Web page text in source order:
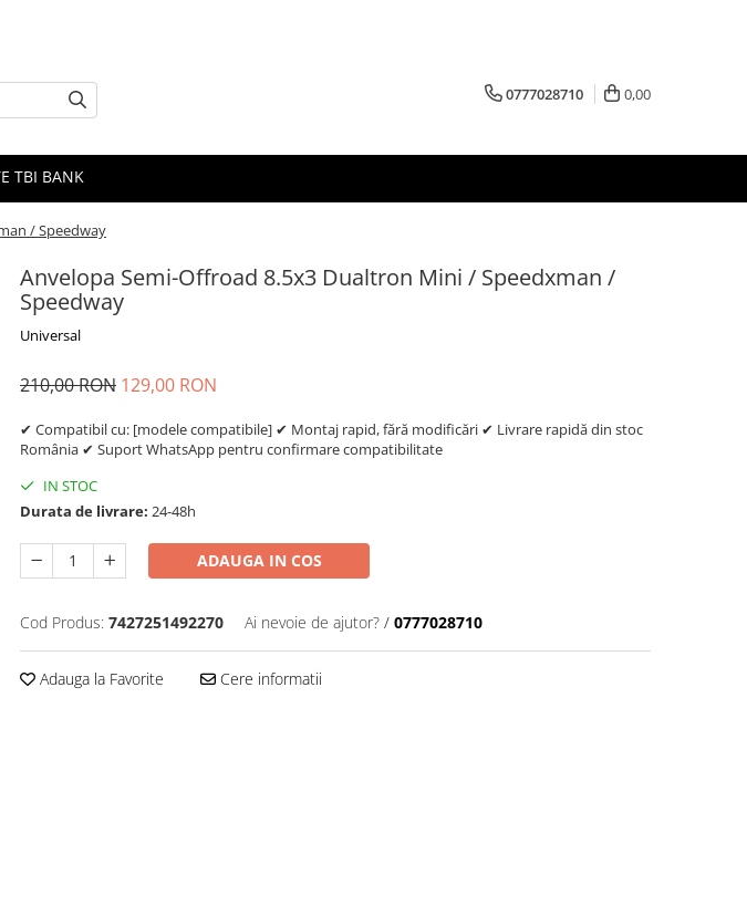
0777028710 0,00
TBI BANK
/ Speedway
Anvelopa Semi-Offroad 8.5x3 Dualtron Mini / Speedxman /
Speedway
Universal
210,00 RON 129,00 RON
✔ Compatibil cu: [modele compatibile] ✔ Montaj rapid, fără modificări ✔ Livrare rapidă din stoc
România ✔ Suport WhatsApp pentru confirmare compatibilitate
IN STOC
Durata de livrare: 24-48h
ADAUGA IN COS
Cod Produs: 7427251492270 Ai nevoie de ajutor? / 0777028710
Adauga la Favorite Cere informatii